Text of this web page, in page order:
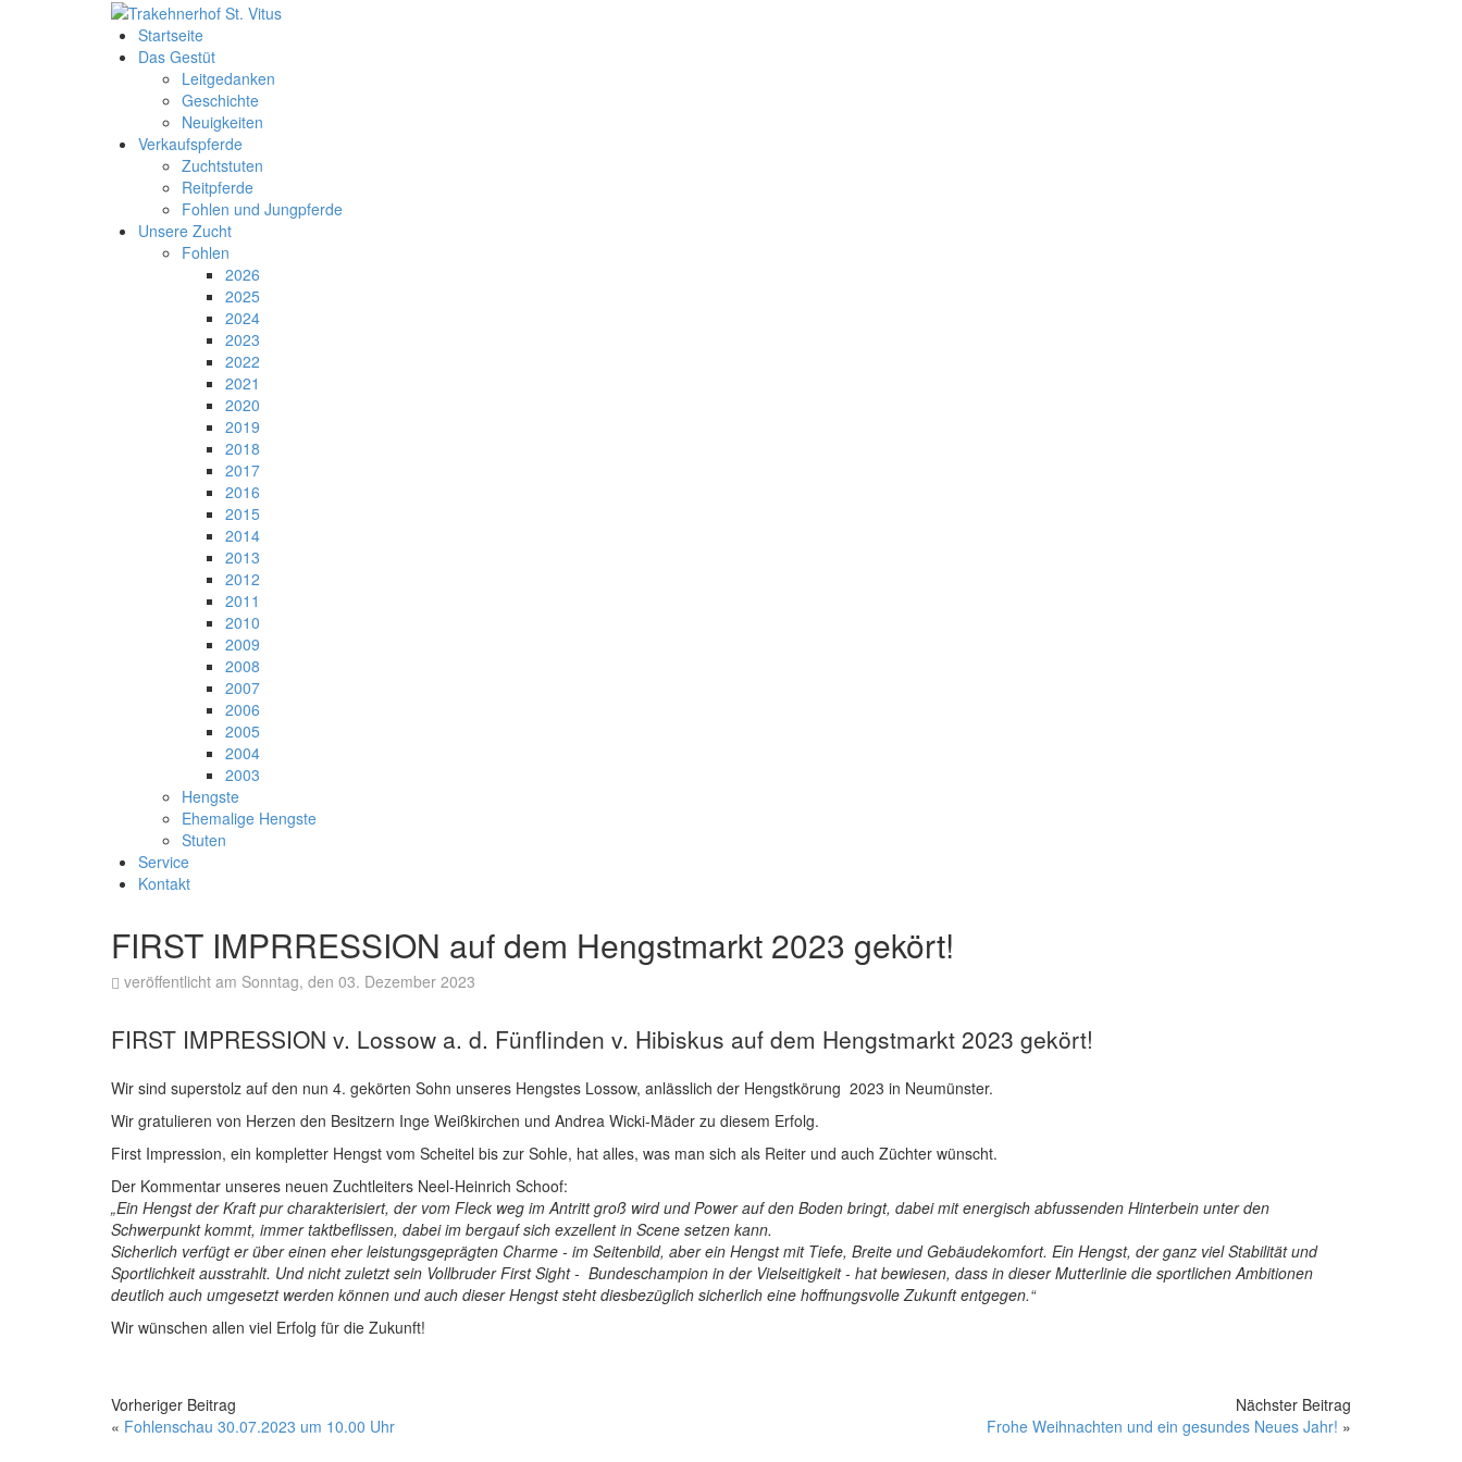
Startseite
Das Gestüt
Leitgedanken
Geschichte
Neuigkeiten
Verkaufspferde
Zuchtstuten
Reitpferde
Fohlen und Jungpferde
Unsere Zucht
Fohlen
2026
2025
2024
2023
2022
2021
2020
2019
2018
2017
2016
2015
2014
2013
2012
2011
2010
2009
2008
2007
2006
2005
2004
2003
Hengste
Ehemalige Hengste
Stuten
Service
Kontakt
FIRST IMPRRESSION auf dem Hengstmarkt 2023 gekört!
veröffentlicht am Sonntag, den 03. Dezember 2023
FIRST IMPRESSION v. Lossow a. d. Fünflinden v. Hibiskus auf dem Hengstmarkt 2023 gekört!
Wir sind superstolz auf den nun 4. gekörten Sohn unseres Hengstes Lossow, anlässlich der Hengstkörung 2023 in Neumünster.
Wir gratulieren von Herzen den Besitzern Inge Weißkirchen und Andrea Wicki-Mäder zu diesem Erfolg.
First Impression, ein kompletter Hengst vom Scheitel bis zur Sohle, hat alles, was man sich als Reiter und auch Züchter wünscht.
Der Kommentar unseres neuen Zuchtleiters Neel-Heinrich Schoof:
„Ein Hengst der Kraft pur charakterisiert, der vom Fleck weg im Antritt groß wird und Power auf den Boden bringt, dabei mit energisch abfussenden Hinterbein unter den
Schwerpunkt kommt, immer taktbeflissen, dabei im bergauf sich exzellent in Scene setzen kann.
Sicherlich verfügt er über einen eher leistungsgeprägten Charme - im Seitenbild, aber ein Hengst mit Tiefe, Breite und Gebäudekomfort. Ein Hengst, der ganz viel Stabilität und
Sportlichkeit ausstrahlt. Und nicht zuletzt sein Vollbruder First Sight - Bundeschampion in der Vielseitigkeit - hat bewiesen, dass in dieser Mutterlinie die sportlichen Ambitionen
deutlich auch umgesetzt werden können und auch dieser Hengst steht diesbezüglich sicherlich eine hoffnungsvolle Zukunft entgegen.“
Wir wünschen allen viel Erfolg für die Zukunft!
Vorheriger Beitrag
« Fohlenschau 30.07.2023 um 10.00 Uhr
Nächster Beitrag
Frohe Weihnachten und ein gesundes Neues Jahr! »